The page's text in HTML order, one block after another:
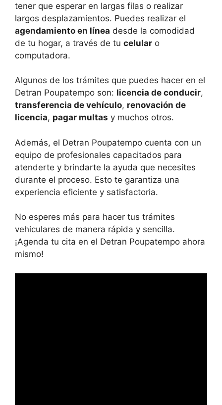
tener que esperar en largas filas o realizar
largos desplazamientos. Puedes realizar el
agendamiento en línea desde la comodidad
de tu hogar, a través de tu celular o
computadora.
Algunos de los trámites que puedes hacer en el
Detran Poupatempo son: licencia de conducir,
transferencia de vehículo, renovación de
licencia, pagar multas y muchos otros.
Además, el Detran Poupatempo cuenta con un
equipo de profesionales capacitados para
atenderte y brindarte la ayuda que necesites
durante el proceso. Esto te garantiza una
experiencia eficiente y satisfactoria.
No esperes más para hacer tus trámites
vehiculares de manera rápida y sencilla.
¡Agenda tu cita en el Detran Poupatempo ahora
mismo!